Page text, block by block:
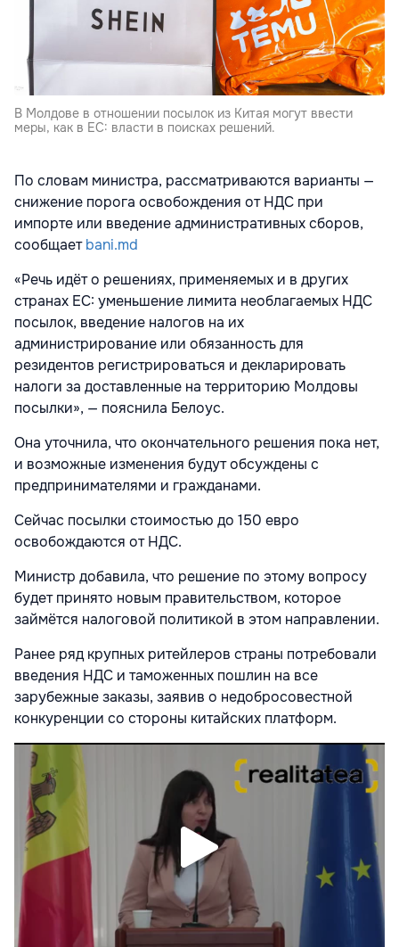
В Молдове в отношении посылок из Китая могут ввести
меры, как в ЕС: власти в поисках решений.
По словам министра, рассматриваются варианты —
снижение порога освобождения от НДС при
импорте или введение административных сборов,
сообщаетbani.md
«Речь идёт о решениях, применяемых и в других
странах ЕС: уменьшение лимита необлагаемых НДС
посылок, введение налогов на их
администрирование или обязанность для
резидентов регистрироваться и декларировать
налоги за доставленные на территорию Молдовы
посылки», — пояснила Белоус.
Она уточнила, что окончательного решения пока нет,
и возможные изменения будут обсуждены с
предпринимателями и гражданами.
Сейчас посылки стоимостью до 150 евро
освобождаются от НДС.
Министр добавила, что решение по этому вопросу
будет принято новым правительством, которое
займётся налоговой политикой в этом направлении.
Ранее ряд крупных ритейлеров страны потребовали
введения НДС и таможенных пошлин на все
зарубежные заказы, заявив о недобросовестной
конкуренции со стороны китайских платформ.